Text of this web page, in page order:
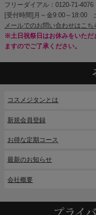
フリーダイアル：0120-71-4076
[受付時間]月～金9:00～18:00
メールでのお問い合わせはこち
※土日祝祭日はお休みをいただ
ますのでご了承ください。
コスメジタンとは
新規会員登録
お得な定期コース
最新のお知らせ
会社概要